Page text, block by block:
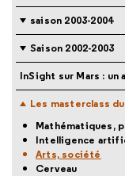
saison 2003-2004
Saison 2002-2003
InSight sur Mars :
Les masterclass du
Mathématiques,
Intelligence
Arts, société
Cerveau